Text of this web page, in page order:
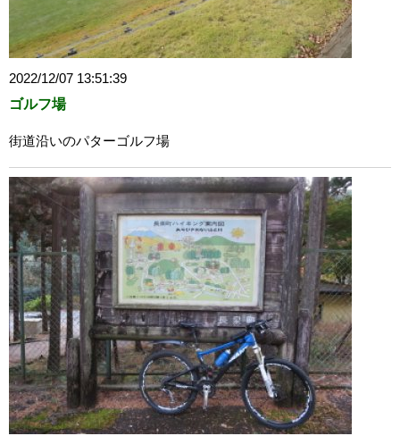
2022/12/07 13:51:39
ゴルフ場
街道沿いのパターゴルフ場